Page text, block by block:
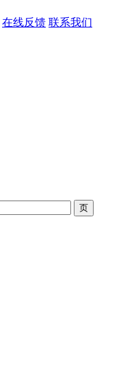
在线反馈 联系我们